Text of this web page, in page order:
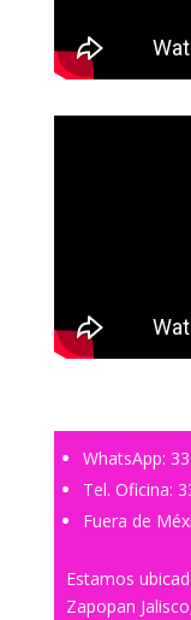
WhatsApp:
Tel. Oficina:
Fuera de
Estamos
Zapopan